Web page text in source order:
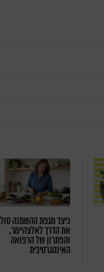
כיצד מגפת ההשמנה
את הדרך לאלצהיימר,
והפתרון של הרפואה
האינטגרטיבית